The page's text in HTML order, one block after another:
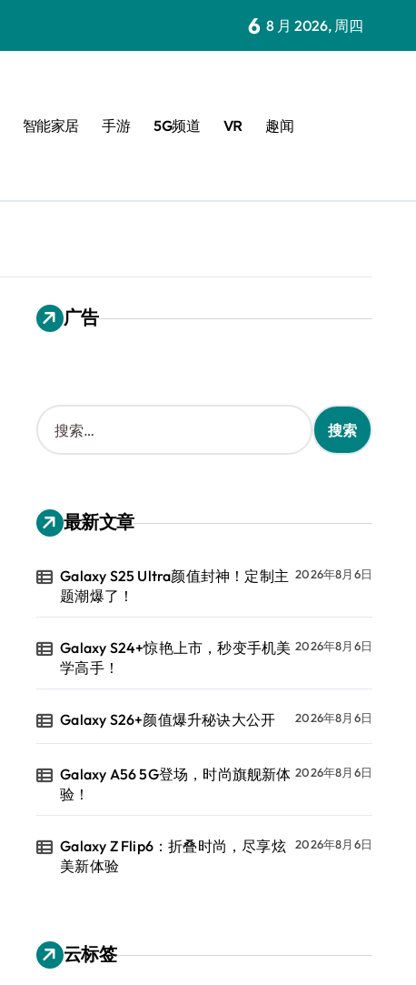
6 8 月 2026, 周四
智能家居 手游 5G频道 VR 趣闻
广告
搜
索
：
最新文章
Galaxy S25 Ultra颜值封神！定制主
题潮爆了！
2026年8月6日
Galaxy S24+惊艳上市，秒变手机美
学高手！
2026年8月6日
Galaxy S26+颜值爆升秘诀大公开 2026年8月6日
Galaxy A56 5G登场，时尚旗舰新体
验！
2026年8月6日
Galaxy Z Flip6：折叠时尚，尽享炫
美新体验
2026年8月6日
云标签